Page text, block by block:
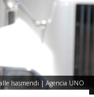
Isasmendi | Agencia UNO